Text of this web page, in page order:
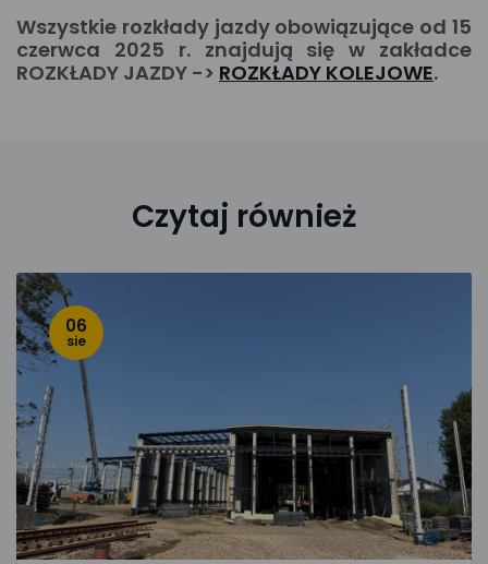
Wszystkie rozkłady jazdy obowiązujące od 15
czerwca 2025 r. znajdują się w zakładce
ROZKŁADY JAZDY -> ROZKŁADY KOLEJOWE.
Czytaj również
06
sie